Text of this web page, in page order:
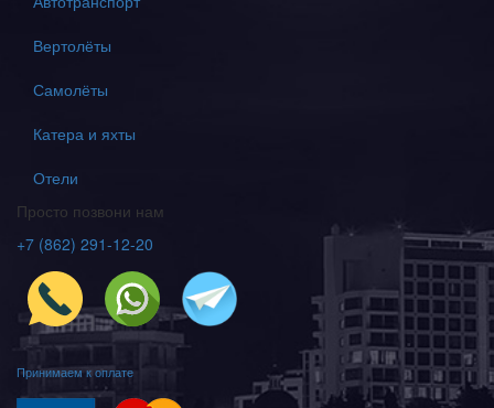
Просто позвони нам
+7 (862) 291-12-20
Принимаем к оплате